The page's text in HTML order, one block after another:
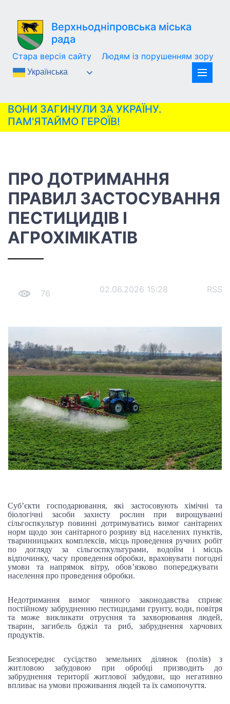
Верхньодніпровська міська
рада
Стара версія сайту Людям із порушенням зору
Українська
ВОНИ ЗАГИНУЛИ ЗА УКРАЇНУ.
ПАМ'ЯТАЙМО ГЕРОЇВ!
ПРО ДОТРИМАННЯ
ПРАВИЛ ЗАСТОСУВАННЯ
ПЕСТИЦИДІВ І
АГРОХІМІКАТІВ
76 02.06.2026 15:28 RSS
Суб’єкти господарювання, які застосовують хімічні та
біологічні засоби захисту рослин при вирощуванні
сільгоспкультурповинні дотримуватисьвимог санітарних
норм щодо зон санітарного розриву від населених пунктів,
тваринницьких комплексів, місць проведення ручних робіт
по догляду за сільгоспкультурами, водойм і місць
відпочинку, часу проведення обробки, враховуватипогодні
умови та напрямок вітру, обов’язково попереджувати
населення про проведення обробки.
Недотримання вимог чинного законодавства сприяє
постійному забрудненню пестицидами грунту, води, повітря
та може викликати отруєння та захворювання людей,
тварин, загибель бджіл та риб, забруднення харчових
продуктів.
Безпосереднє сусідство земельних ділянок (полів) з
житловою забудовою при обробці призводить до
забруднення території житлової забудови, що негативно
впливає на умови проживання людей та їх самопочуття.